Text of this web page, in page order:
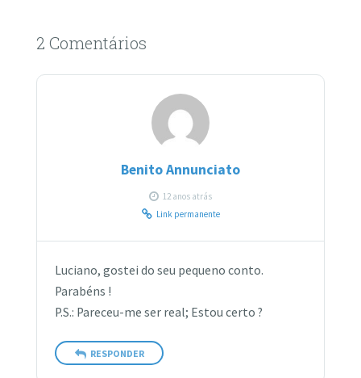
2 Comentários
Benito Annunciato
12 anos atrás
Link permanente
Luciano, gostei do seu pequeno conto.
Parabéns !
P.S.: Pareceu-me ser real; Estou certo ?
RESPONDER